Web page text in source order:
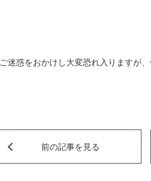
放送・映像メディアコース
ご迷惑をおかけし大変恐れ入りますが
前の記事を見る